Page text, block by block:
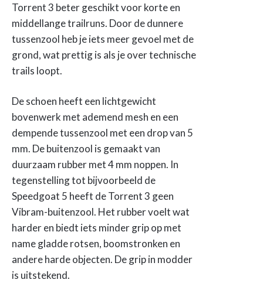
Torrent 3 beter geschikt voor korte en
middellange trailruns. Door de dunnere
tussenzool heb je iets meer gevoel met de
grond, wat prettig is als je over technische
trails loopt.
De schoen heeft een lichtgewicht
bovenwerk met ademend mesh en een
dempende tussenzool met een drop van 5
mm. De buitenzool is gemaakt van
duurzaam rubber met 4 mm noppen. In
tegenstelling tot bijvoorbeeld de
Speedgoat 5 heeft de Torrent 3 geen
Vibram-buitenzool. Het rubber voelt wat
harder en biedt iets minder grip op met
name gladde rotsen, boomstronken en
andere harde objecten. De grip in modder
is uitstekend.